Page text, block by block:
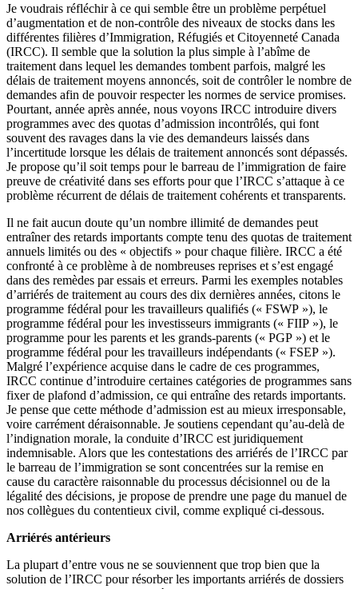
Je voudrais réfléchir à ce qui semble être un problème perpétuel
d’augmentation et de non-contrôle des niveaux de stocks dans les
différentes filières d’Immigration, Réfugiés et Citoyenneté Canada
(IRCC). Il semble que la solution la plus simple à l’abîme de
traitement dans lequel les demandes tombent parfois, malgré les
délais de traitement moyens annoncés, soit de contrôler le nombre de
demandes afin de pouvoir respecter les normes de service promises.
Pourtant, année après année, nous voyons IRCC introduire divers
programmes avec des quotas d’admission incontrôlés, qui font
souvent des ravages dans la vie des demandeurs laissés dans
l’incertitude lorsque les délais de traitement annoncés sont dépassés.
Je propose qu’il soit temps pour le barreau de l’immigration de faire
preuve de créativité dans ses efforts pour que l’IRCC s’attaque à ce
problème récurrent de délais de traitement cohérents et transparents.
Il ne fait aucun doute qu’un nombre illimité de demandes peut
entraîner des retards importants compte tenu des quotas de traitement
annuels limités ou des « objectifs » pour chaque filière. IRCC a été
confronté à ce problème à de nombreuses reprises et s’est engagé
dans des remèdes par essais et erreurs. Parmi les exemples notables
d’arriérés de traitement au cours des dix dernières années, citons le
programme fédéral pour les travailleurs qualifiés (« FSWP »), le
programme fédéral pour les investisseurs immigrants (« FIIP »), le
programme pour les parents et les grands-parents (« PGP ») et le
programme fédéral pour les travailleurs indépendants (« FSEP »).
Malgré l’expérience acquise dans le cadre de ces programmes,
IRCC continue d’introduire certaines catégories de programmes sans
fixer de plafond d’admission, ce qui entraîne des retards importants.
Je pense que cette méthode d’admission est au mieux irresponsable,
voire carrément déraisonnable. Je soutiens cependant qu’au-delà de
l’indignation morale, la conduite d’IRCC est juridiquement
indemnisable. Alors que les contestations des arriérés de l’IRCC par
le barreau de l’immigration se sont concentrées sur la remise en
cause du caractère raisonnable du processus décisionnel ou de la
légalité des décisions, je propose de prendre une page du manuel de
nos collègues du contentieux civil, comme expliqué ci-dessous.
Arriérés antérieurs
La plupart d’entre vous ne se souviennent que trop bien que la
solution de l’IRCC pour résorber les importants arriérés de dossiers